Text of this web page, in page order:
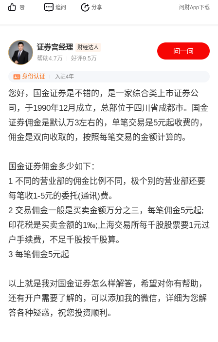
赞 追问 分享 问财App下载
证券宫经理 财经达人
帮助4.7万 好评9.5万
身份认证 入驻4年
您好，国金证券是不错的，是一家综合类上市证券公
司，于1990年12月成立，总部位于四川省成都市。国金
证券佣金是默认万3左右的，单笔交易是5元起收费的，
佣金是双向收取的，按照每笔交易的金额计算的。
国金证券佣金多少如下：
1 不同的营业部的佣金比例不同，极个别的营业部还要
每笔收1-5元的委托(通讯)费。
2 交易佣金一般是买卖金额万分之三，每笔佣金5元起;
印花税是买卖金额的1‰;上海交易所每千股股票要1元过
户手续费，不足千股按千股算。
3 每笔佣金5元起
以上就是我对国金证券怎么样解答，希望对你有帮助，
还有开户需要了解的，可以添加我的微信，详细为您解
答各种疑惑，祝您投资顺利。